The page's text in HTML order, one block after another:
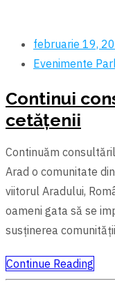
februarie 19,
Evenimente
Continui
cetățenii
Continuăm
Arad o comunitate
viitorul Aradului,
oameni gata să se
susținerea
Continue Reading